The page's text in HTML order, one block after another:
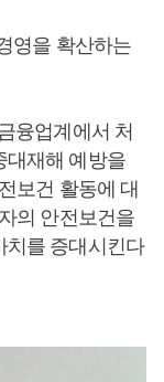
영을 확산하는
융업계에서 처
대재해 예방을
보건 활동에 대
의 안전보건을
치를 증대시킨다